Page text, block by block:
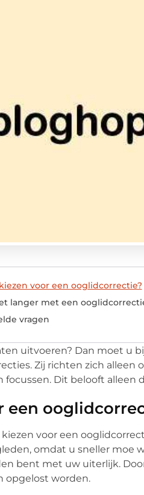
voor een ooglidcorrectie?
langer met een
vragen
uitvoeren? Dan moet u
Zij richten zich
Dit belooft alleen
een
voor een
omdat u sneller moe
bent met uw uiterlijk.
opgelost worden.